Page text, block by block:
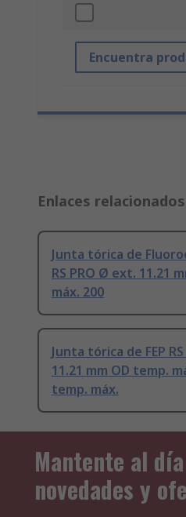
Encuentra
Enlaces relacionados
Junta tórica de
RS PRO Ø ext. 11.21
máx. 200
Junta tórica de FEP
11.21 mm OD temp.
temp. máx.
Mantente al
novedades y